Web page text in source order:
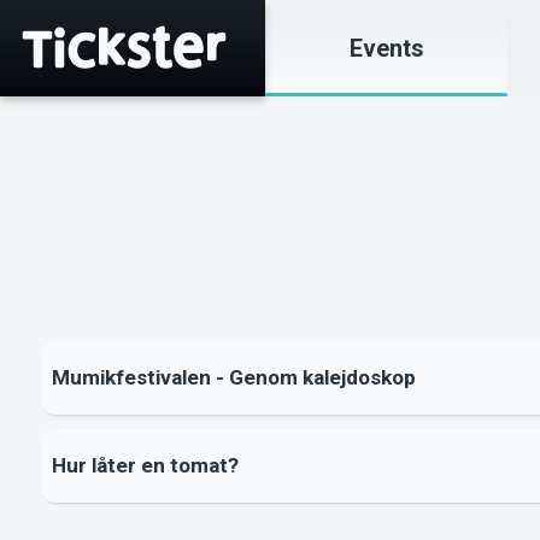
Events
Mumikfestivalen - Genom kalejdoskop
Hur låter en tomat?